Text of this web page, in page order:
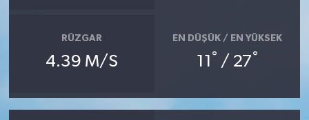
RÜZGAR
4.39 M/S
EN DÜŞÜK / EN YÜKSEK
11 ° / 27°